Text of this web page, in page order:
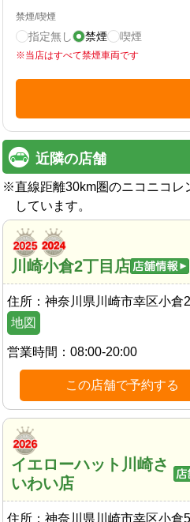
禁煙/喫煙
指定無し 禁煙 喫煙
※当店はすべて禁煙車両です
近隣の店舗
※直線距離30km圏のニコニコ
しています。
川崎小倉2丁目店
住所： 神奈川県川崎市幸区小倉
地図
営業時間： 08:00-20:00
この店舗で予約する
イエローハット川崎さ
いわい店
住所： 神奈川県川崎市幸区小倉